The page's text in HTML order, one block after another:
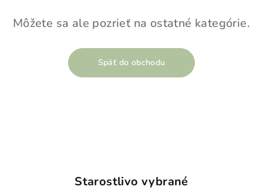
Môžete sa ale pozrieť na ostatné kategórie.
Späť do obchodu
Starostlivo vybrané